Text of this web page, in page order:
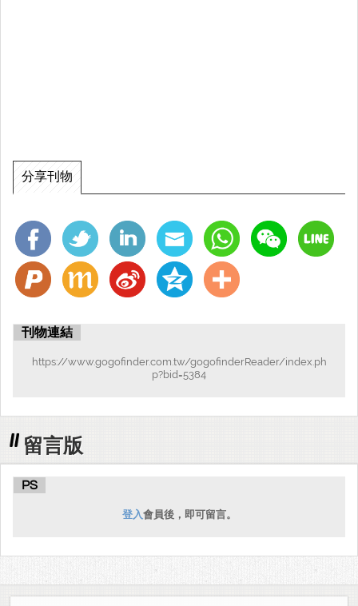
分享刊物
刊物連結
https://www.gogofinder.com.tw/gogofinderReader/index.ph
p?bid=5384
留言版
PS
登入會員後，即可留言。